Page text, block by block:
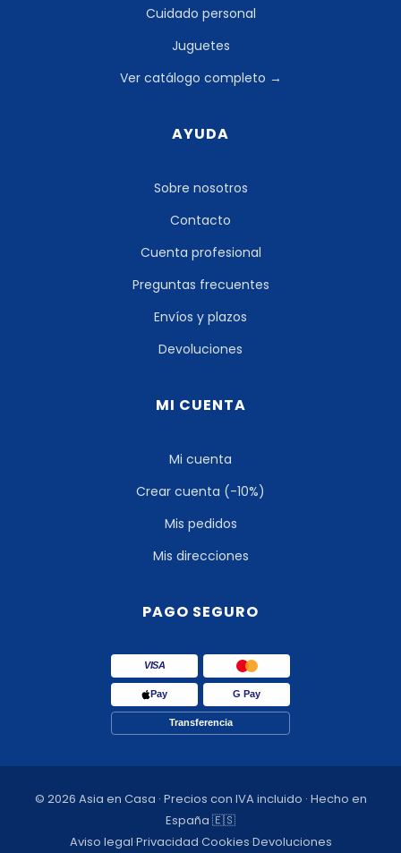
Cuidado personal
Juguetes
Ver catálogo completo →
AYUDA
Sobre nosotros
Contacto
Cuenta profesional
Preguntas frecuentes
Envíos y plazos
Devoluciones
MI CUENTA
Mi cuenta
Crear cuenta (-10%)
Mis pedidos
Mis direcciones
PAGO SEGURO
VISA
Pay G Pay
Transferencia
© 2026 Asia en Casa · Precios con IVA incluido · Hecho en
España 🇪🇸
Aviso legal·Privacidad·Cookies·Devoluciones